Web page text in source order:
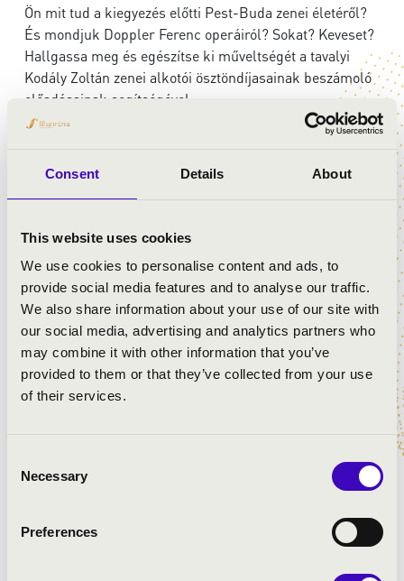
Consent Details About
This website uses cookies
We use cookies to personalise content and ads, to
provide social media features and to analyse our traffic.
We also share information about your use of our site with
our social media, advertising and analytics partners who
may combine it with other information that you’ve
provided to them or that they’ve collected from your use
of their services.
Selection
Necessary
Preferences
Ön mit tud a kiegyezés előtti Pest-Buda zenei életéről?
És mondjuk Doppler Ferenc operáiról? Sokat? Keveset?
Hallgassa meg és egészítse ki műveltségét a tavalyi
Kodály Zoltán zenei alkotói ösztöndíjasainak beszámoló
előadásainak segítségével.
Február 22-én az MTA Zenetudományi Intézet, Bartók
krónikáját és kottáit: Békési Lili Pest-Buda zenei életét
mutatja be a kiegyezést egy évtizeddel megelőző
Nemzeti Színház felkérésére írt operáiról tart előadást.
És ezzel még nincs vége: Ajtai Péter a rögtönzés
esztétikájába avatja be a téma iránt érdeklődő
közönséget.
ELŐADÓK:
MŰSOR:
Ajtai Péter: Bevezetés az improvizáció esztétikájába
Békéssy Lili: Pest-Buda zeneéletének szerkezete 1857-